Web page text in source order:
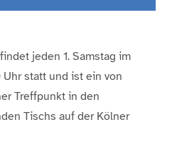
jeden 1. Samstag im
Uhr statt und ist ein von
Treffpunkt in den
Tischs auf der Kölner